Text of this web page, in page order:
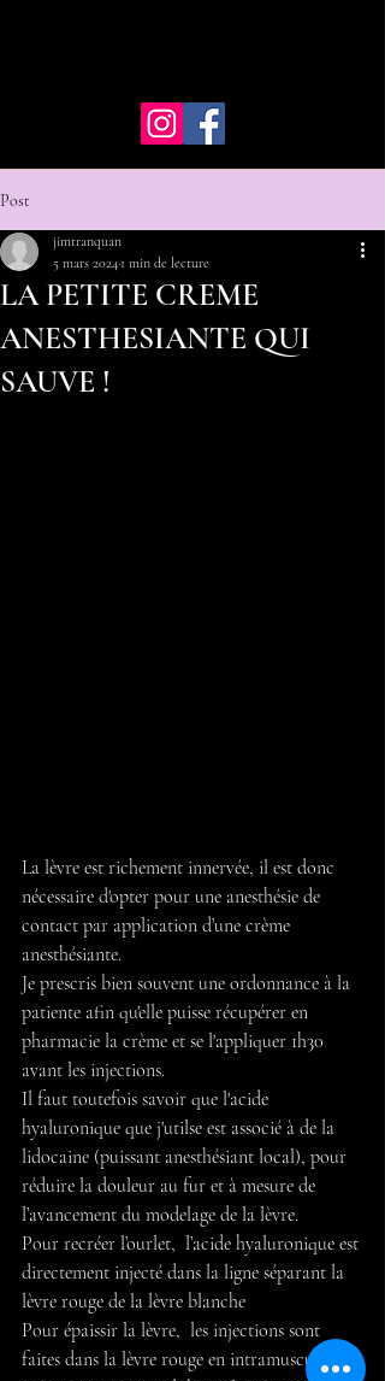
Post
LA PETITE CREME
ANESTHESIANTE QUI
SAUVE !
jimtranquan
5 mars 2024 1 min de lecture
La lèvre est richement innervée, il est donc
nécessaire d'opter pour une anesthésie de
contact par application d’une crème
anesthésiante.
Je prescris bien souvent une ordonnance à la
patiente afin qu'elle puisse récupérer en
pharmacie la crème et se l'appliquer 1h30
avant les injections.
Il faut toutefois savoir que l'acide
hyaluronique que j'utilse est associé à de la
lidocaine (puissant anesthésiant local), pour
réduire la douleur au fur et à mesure de
l’avancement du modelage de la lèvre.
Pour recréer l’ourlet,  l’acide hyaluronique est
directement injecté dans la ligne séparant la
lèvre rouge de la lèvre blanche
Pour épaissir la lèvre,  les injections sont
faites dans la lèvre rouge en intramusculaire